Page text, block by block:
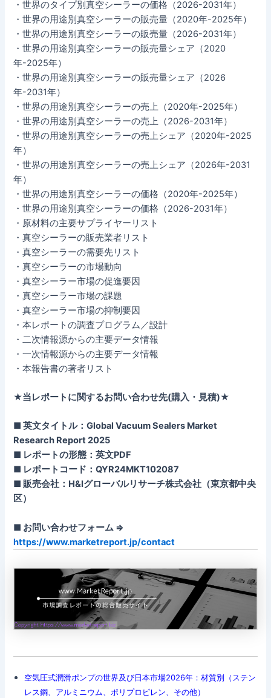
・世界のタイプ別真空シーラーの価格（2026-2031年）
・世界の用途別真空シーラーの販売量（2020年-2025年）
・世界の用途別真空シーラーの販売量（2026-2031年）
・世界の用途別真空シーラーの販売量シェア（2020
年-2025年）
・世界の用途別真空シーラーの販売量シェア（2026
年-2031年）
・世界の用途別真空シーラーの売上（2020年-2025年）
・世界の用途別真空シーラーの売上（2026-2031年）
・世界の用途別真空シーラーの売上シェア（2020年-2025
年）
・世界の用途別真空シーラーの売上シェア（2026年-2031
年）
・世界の用途別真空シーラーの価格（2020年-2025年）
・世界の用途別真空シーラーの価格（2026-2031年）
・原材料の主要サプライヤーリスト
・真空シーラーの販売業者リスト
・真空シーラーの需要先リスト
・真空シーラーの市場動向
・真空シーラー市場の促進要因
・真空シーラー市場の課題
・真空シーラー市場の抑制要因
・本レポートの調査プログラム／設計
・二次情報源からの主要データ情報
・一次情報源からの主要データ情報
・本報告書の著者リスト
★当レポートに関するお問い合わせ先(購入・見積)★
■ 英文タイトル：Global Vacuum Sealers Market
Research Report 2025
■ レポートの形態：英文PDF
■ レポートコード：QYR24MKT102087
■ 販売会社：H&Iグローバルリサーチ株式会社（東京都中央
区）
■ お問い合わせフォーム ⇒
https://www.marketreport.jp/contact
空気圧式潤滑ポンプの世界及び日本市場2026年：材質別（ステン
レス鋼、アルミニウム、ポリプロピレン、その他）